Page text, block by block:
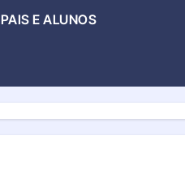
PAIS E ALUNOS